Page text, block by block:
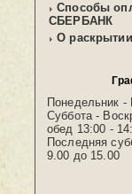
Способы
СБЕРБАНК
О
Понедельник
Суббота -
обед 13:00 -
Последняя
9.00 до 15.00